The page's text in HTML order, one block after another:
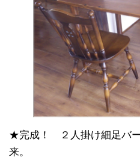
★完成！ ２人掛け細足バ
来。